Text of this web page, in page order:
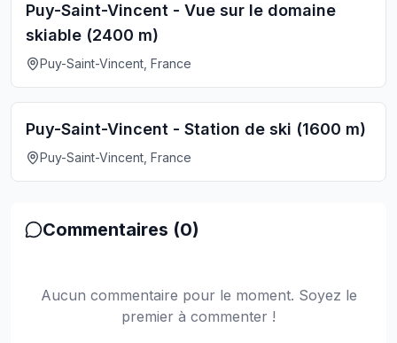
Puy-Saint-Vincent - Vue sur le domaine
skiable (2400 m)
Puy-Saint-Vincent, France
Puy-Saint-Vincent - Station de ski (1600 m)
Puy-Saint-Vincent, France
Commentaires (0)
Aucun commentaire pour le moment. Soyez le
premier à commenter !